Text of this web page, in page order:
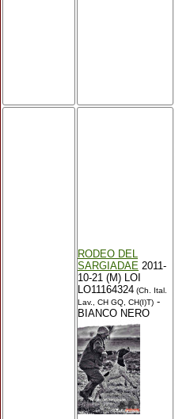
RODEO DEL
SARGIADAE 2011-
10-21 (M) LOI
LO11164324 (Ch. Ital.
Lav., CH GQ, CH(I)T) -
BIANCO NERO